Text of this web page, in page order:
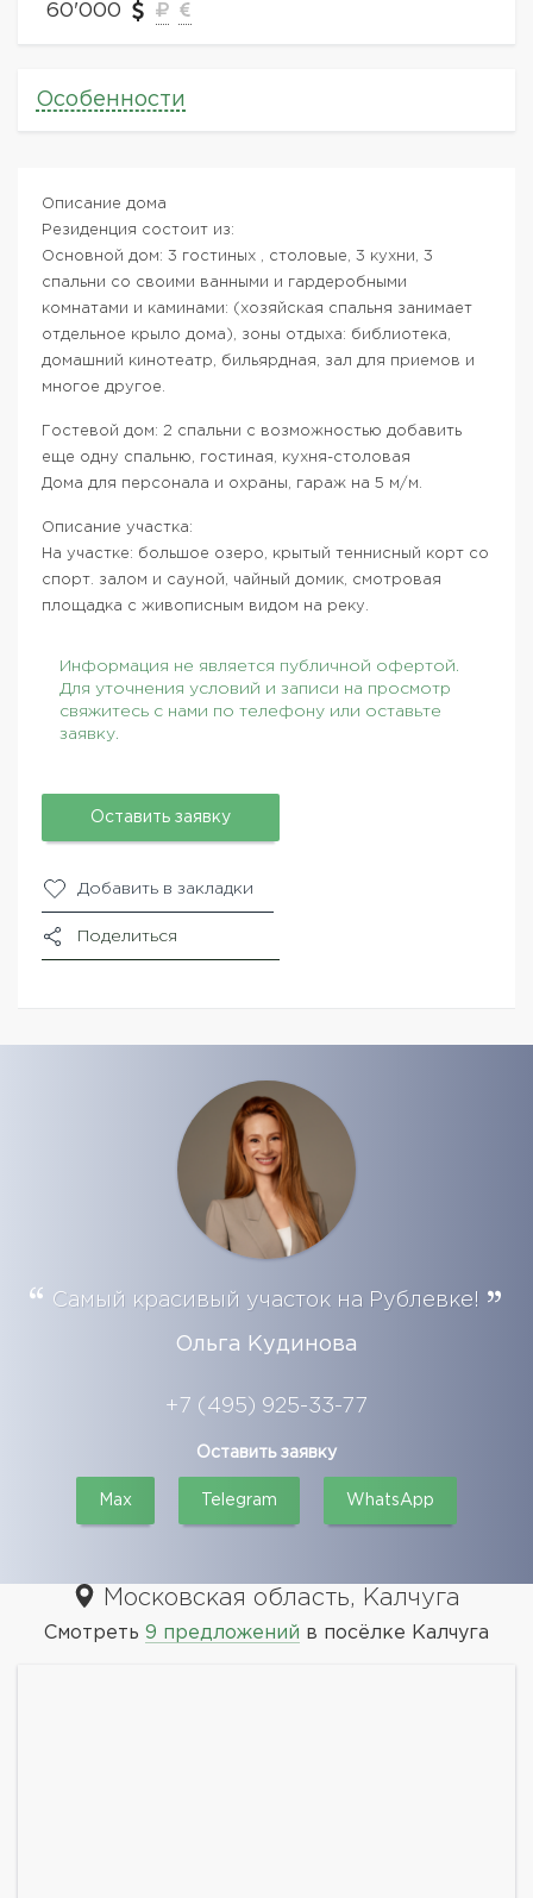
60'000
Особенности
Описание дома
Резиденция состоит из:
Основной дом: 3 гостиных , столовые, 3 кухни, 3
спальни со своими ванными и гардеробными
комнатами и каминами: (хозяйская спальня занимает
отдельное крыло дома), зоны отдыха: библиотека,
домашний кинотеатр, бильярдная, зал для приемов и
многое другое.
Гостевой дом: 2 спальни с возможностью добавить
еще одну спальню, гостиная, кухня-столовая
Дома для персонала и охраны, гараж на 5 м/м.
Описание участка:
На участке: большое озеро, крытый теннисный корт со
спорт. залом и сауной, чайный домик, смотровая
площадка с живописным видом на реку.
Информация не является публичной офертой.
Для уточнения условий и записи на просмотр
свяжитесь с нами по телефону или оставьте
заявку.
Оставить заявку
Добавить в закладки
Поделиться
Самый красивый участок на Рублевке!
Ольга Кудинова
+7 (495) 925-33-77
Оставить заявку
Max Telegram WhatsApp
Московская область, Калчуга
Смотреть 9 предложений в посёлке Калчуга